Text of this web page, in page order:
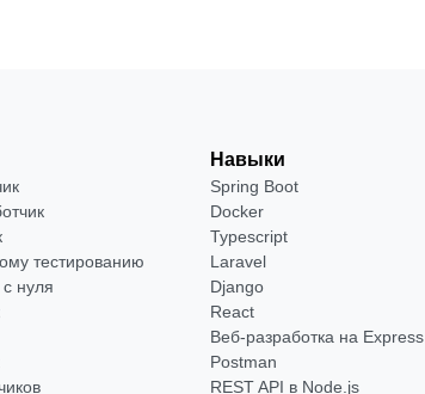
тестированию
нуля
Навыки
Spring Boot
Docker
Typescript
Laravel
Django
React
Веб-разработка на Express
Postman
REST API в Node.js